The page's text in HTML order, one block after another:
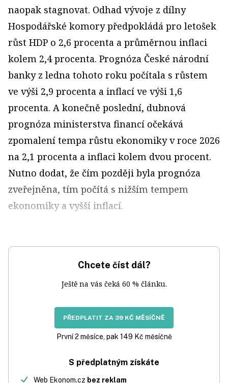
naopak stagnovat. Odhad vývoje z dílny
Hospodářské komory předpokládá pro letošek
růst HDP o 2,6 procenta a průměrnou inflaci
kolem 2,4 procenta. Prognóza České národní
banky z ledna tohoto roku počítala s růstem
ve výši 2,9 procenta a inflací ve výši 1,6
procenta. A konečně poslední, dubnová
prognóza ministerstva financí očekává
zpomalení tempa růstu ekonomiky v roce 2026
na 2,1 procenta a inflaci kolem dvou procent.
Nutno dodat, že čím později byla prognóza
zveřejněna, tím počítá s nižším tempem
ekonomiky a vyšší inflací.
Chcete číst dál?
Ještě na vás čeká 60 % článku.
PŘEDPLATIT ZA 39 KČ MĚSÍČNĚ
První 2 měsíce, pak 149 Kč měsíčně
S předplatným získáte
Web Ekonom.cz bez reklam